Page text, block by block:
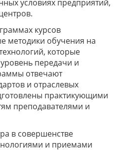
условиях предприятий,
курсов
методики обучения на
которые
передачи и
отвечают
и отраслевых
практикующими
преподавателями и
в совершенстве
и приемами